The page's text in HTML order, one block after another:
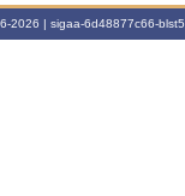
2026 | sigaa-6d48877c66-